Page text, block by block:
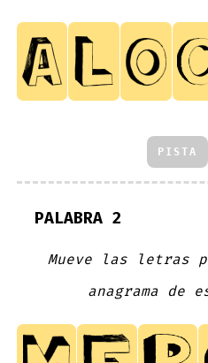
PISTA
PALABRA 2
Mueve las letras
anagrama de